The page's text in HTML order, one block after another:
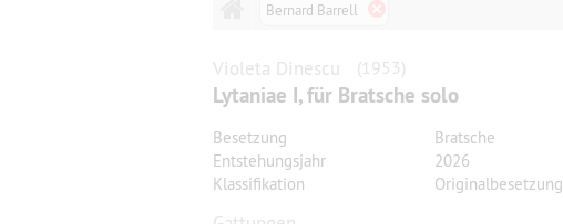
Bernard Barrell
Violeta Dinescu (1953)
Lytaniae I, für Bratsche solo
Besetzung
Bratsche
Entstehungsjahr
2026
Klassifikation
Originalbesetzung